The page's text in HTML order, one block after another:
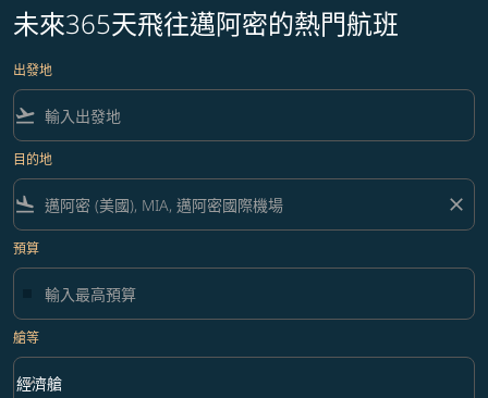
未來365天飛往邁阿密的熱門航班
出發地
flight_takeoff
目的地
flight_land close
預算
艙等
艙等 option 經濟艙 Selected
經濟艙
keyboard_arrow_down